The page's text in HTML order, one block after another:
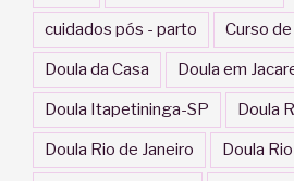
cuidados pós - parto Curso
Doula da Casa Doula em
Doula Itapetininga-SP Doula
Doula Rio de Janeiro Doula